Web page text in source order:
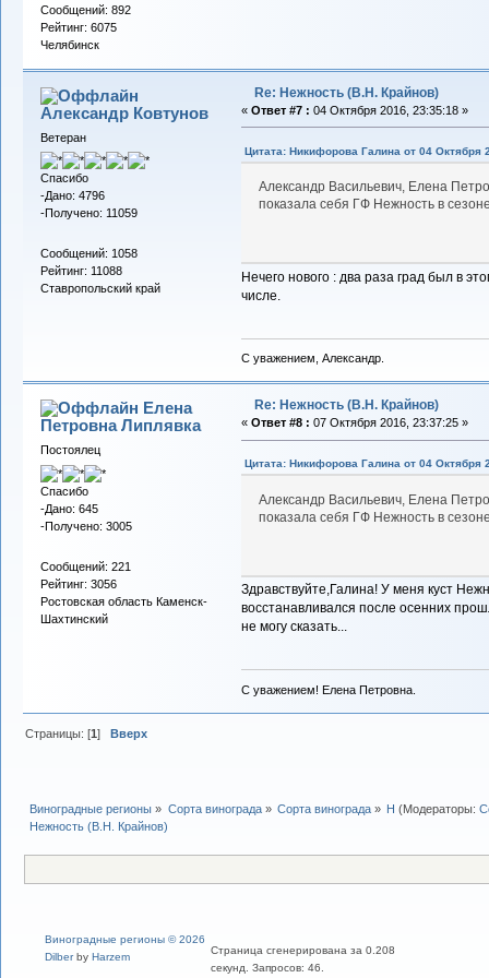
Сообщений: 892
Рейтинг: 6075
Челябинск
Александр Ковтунов
Ветеран
Спасибо
-Дано: 4796
-Получено: 11059
Сообщений: 1058
Рейтинг: 11088
Ставропольский край
Re: Нежность (В.Н. Крайнов)
« Ответ #7 : 04 Октября 2016, 23:35:18 »
Цитата: Никифорова Галина от 04 Октября
Александр Васильевич, Елена
показала себя ГФ Нежность в
Нечего нового : два раза град был в
числе.
С уважением, Александр.
Елена
Петровна Липлявка
Постоялец
Спасибо
-Дано: 645
-Получено: 3005
Сообщений: 221
Рейтинг: 3056
Ростовская область Каменск-
Шахтинский
Re: Нежность (В.Н. Крайнов)
« Ответ #8 : 07 Октября 2016, 23:37:25 »
Цитата: Никифорова Галина от 04 Октября
Александр Васильевич, Елена
показала себя ГФ Нежность в
Здравствуйте,Галина! У меня куст
восстанавливался после осенних
не могу сказать...
С уважением! Елена Петровна.
Страницы: [1]Вверх
Виноградные регионы » Сорта винограда» Сорта винограда» Н (Модераторы:
Нежность (В.Н. Крайнов)
Виноградные регионы © 2026
Dilberby Harzem
Страница сгенерирована за 0.208
секунд. Запросов: 46.